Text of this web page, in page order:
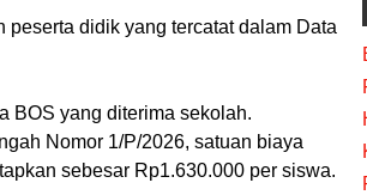
didik yang tercatat dalam Data
BOS yang diterima sekolah.
Nomor 1/P/2026, satuan biaya
sebesar Rp1.630.000 per siswa.